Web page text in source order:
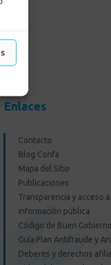
Enlaces
Contacto
Blog Confa
Mapa del Sitio
Publicaciones
Transparencia y acceso a
información pública
Código de Buen Gobierno
Guía Plan Antifraude y
Deberes y derechos